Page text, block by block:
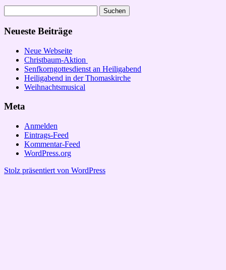
nach:
Neueste Beiträge
Neue Webseite
Christbaum-Aktion
Senfkorngottesdienst an Heiligabend
Heiligabend in der Thomaskirche
Weihnachtsmusical
Meta
Anmelden
Eintrags-Feed
Kommentar-Feed
WordPress.org
Stolz präsentiert von WordPress